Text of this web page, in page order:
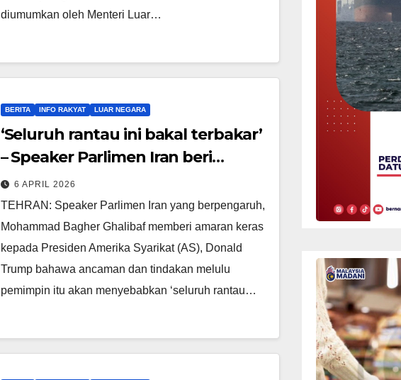
diumumkan oleh Menteri Luar…
BERITA INFO RAKYAT LUAR NEGARA
‘Seluruh rantau ini bakal terbakar’
– Speaker Parlimen Iran beri
amaran kepada Trump
6 APRIL 2026
TEHRAN: Speaker Parlimen Iran yang berpengaruh,
Mohammad Bagher Ghalibaf memberi amaran keras
kepada Presiden Amerika Syarikat (AS), Donald
Trump bahawa ancaman dan tindakan melulu
pemimpin itu akan menyebabkan ‘seluruh rantau…